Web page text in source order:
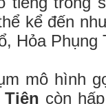
kể đến
Hỏa
mô hình
còn